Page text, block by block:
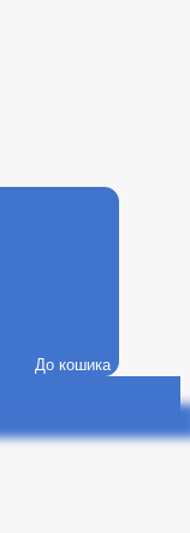
До кошика